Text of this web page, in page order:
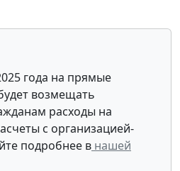
года на прямые
возмещать
расходы на
с организацией-
подробнее в нашей